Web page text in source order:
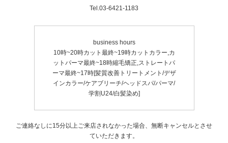
Tel.03-6421-1183
business hours
10時~20時カット最終~19時カットカラー,カ
ットパーマ最終~18時縮毛矯正,ストレートパ
ーマ最終~17時[髪質改善トリートメント/デザ
インカラー/ケアブリーチ/ヘッドスパ/パーマ/
学割U24/白髪染め]
ご連絡なしに15分以上ご来店されなかった場合、無断キャンセルとさせ
ていただきます。